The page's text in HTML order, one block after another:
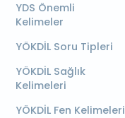
YDS Önemli
Kelimeler
YÖKDİL Soru Tipleri
YÖKDİL Sağlık
Kelimeleri
YÖKDİL Fen Kelimeleri